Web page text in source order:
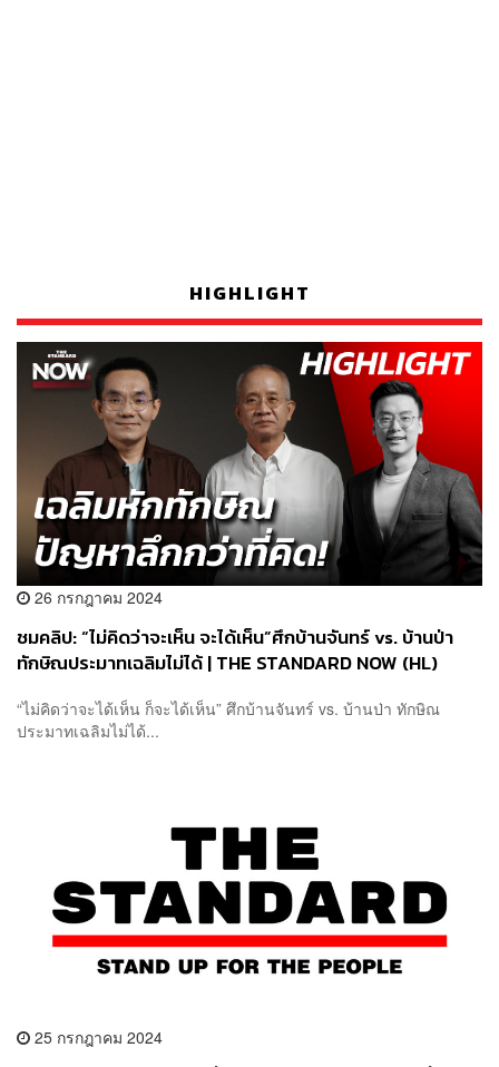
HIGHLIGHT
26 กรกฎาคม 2024
ชมคลิป: “ไม่คิดว่าจะเห็น จะได้เห็น”ศึกบ้านจันทร์ vs. บ้านป่า
ทักษิณประมาทเฉลิมไม่ได้ | THE STANDARD NOW (HL)
“ไม่คิดว่าจะได้เห็น ก็จะได้เห็น” ศึกบ้านจันทร์ vs. บ้านป่า ทักษิณ
ประมาทเฉลิมไม่ได้...
25 กรกฎาคม 2024